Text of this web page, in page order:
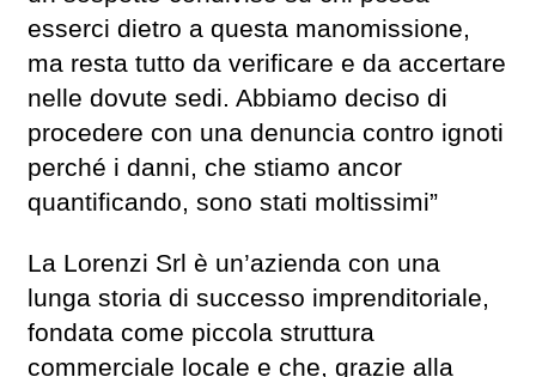
esserci dietro a questa manomissione,
ma resta tutto da verificare e da accertare
nelle dovute sedi. Abbiamo deciso di
procedere con una denuncia contro ignoti
perché i danni, che stiamo ancor
quantificando, sono stati moltissimi”
La Lorenzi Srl è un’azienda con una
lunga storia di successo imprenditoriale,
fondata come piccola struttura
commerciale locale e che, grazie alla